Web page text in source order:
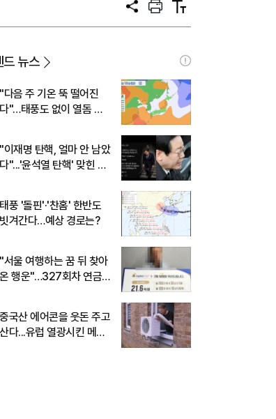
공
프
트
텍
트
드 뉴스
"다음 주 기온 뚝 떨어진
다"…태풍도 없이 열돔 박
"이재명 탄핵, 얼마 안 남았
다"...'윤석열 탄핵' 맞힌 무
태풍 '돌핀'·'찬홈' 한반도
빗겨간다…예상 경로는?
"서울 여행하는 꿈 뒤 찾아
온 행운"…327회차 연금
중국산 에어콘을 웃돈 주고
산다...유럽 열광시킨 메이